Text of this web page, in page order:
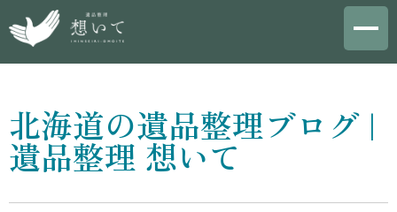
北海道の遺品整理ブログ |
遺品整理 想いて